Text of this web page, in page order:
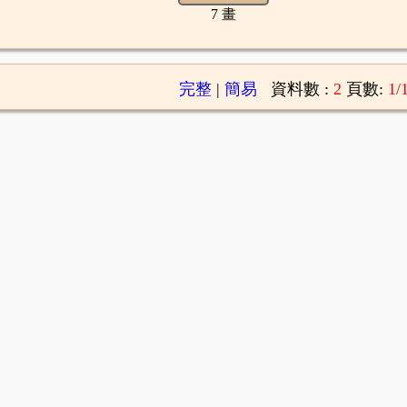
7 畫
完整| 簡易 資料數 : 2 頁數: 1/